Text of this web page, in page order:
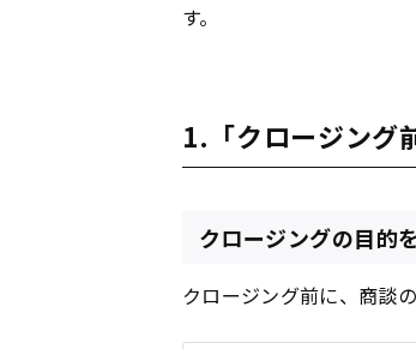
す。
1.「クロージング
クロージングの目的
クロージング前に、商談